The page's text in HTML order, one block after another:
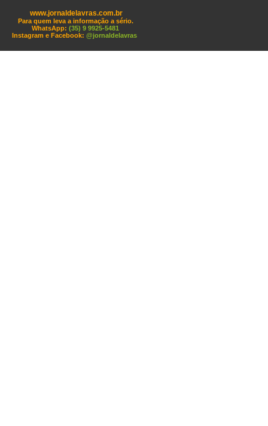
www.jornaldelavras.com.br
Para quem leva a informação a sério.
WhatsApp: (35) 9 9925-5481
Instagram e Facebook: @jornaldelavras